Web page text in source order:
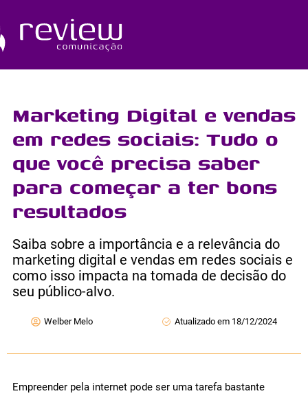
o
conteúdo
Marketing Digital e vendas
em redes sociais: Tudo o
que você precisa saber
para começar a ter bons
resultados
Saiba sobre a importância e a relevância do
marketing digital e vendas em redes sociais e
como isso impacta na tomada de decisão do
seu público-alvo.
Welber Melo Atualizado em 18/12/2024
Empreender pela internet pode ser uma tarefa bastante